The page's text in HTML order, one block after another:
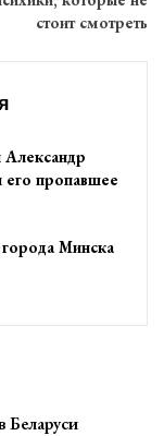
стоит смотреть
его пропавшее
Минска
Беларуси